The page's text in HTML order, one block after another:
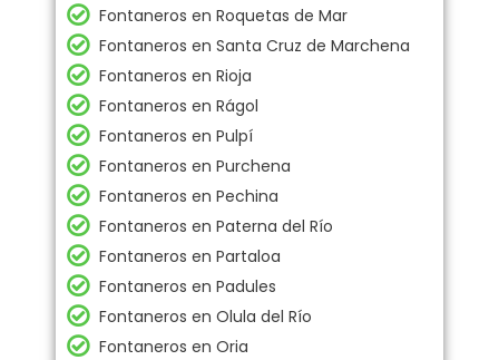
Fontaneros en Roquetas de Mar
Fontaneros en Santa Cruz de Marchena
Fontaneros en Rioja
Fontaneros en Rágol
Fontaneros en Pulpí
Fontaneros en Purchena
Fontaneros en Pechina
Fontaneros en Paterna del Río
Fontaneros en Partaloa
Fontaneros en Padules
Fontaneros en Olula del Río
Fontaneros en Oria